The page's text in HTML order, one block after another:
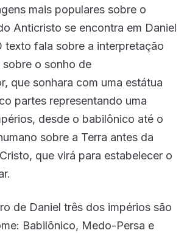
mais populares sobre o
Anticristo se encontra em Daniel
texto fala sobre a interpretação
o sonho de
que sonhara com uma estátua
partes representando uma
desde o babilônico até o
sobre a Terra antes da
que virá para estabelecer o
de Daniel três dos impérios são
Babilônico, Medo-Persa e